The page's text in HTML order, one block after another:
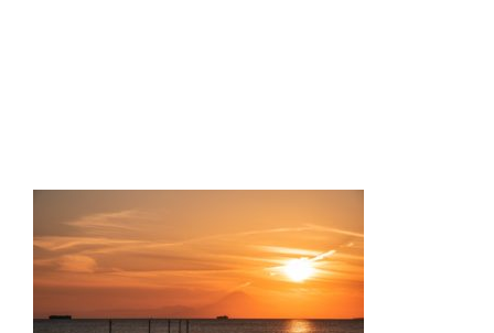
畳のいろいろな素材と種類の特徴！素
材の違いを比較